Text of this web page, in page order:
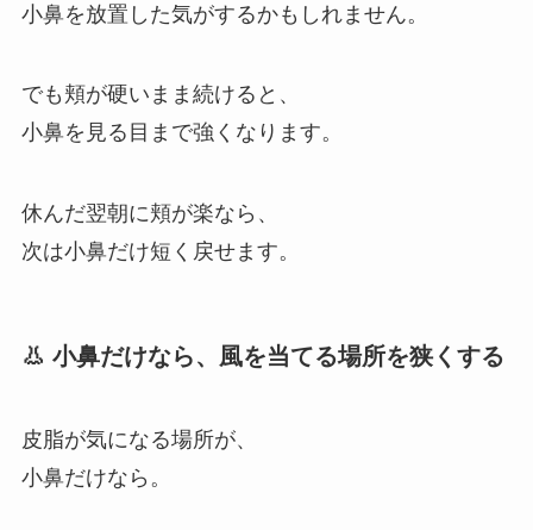
小鼻を放置した気がするかもしれません。
でも頬が硬いまま続けると、
小鼻を見る目まで強くなります。
休んだ翌朝に頬が楽なら、
次は小鼻だけ短く戻せます。
👃 小鼻だけなら、風を当てる場所を狭くする
皮脂が気になる場所が、
小鼻だけなら。